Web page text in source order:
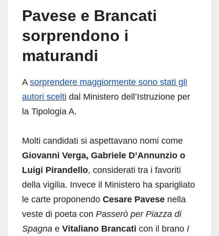
Pavese e Brancati
sorprendono i
maturandi
A sorprendere maggiormente sono stati gli
autori scelti dal Ministero dell’Istruzione per
la Tipologia A.
Molti candidati si aspettavano nomi come
Giovanni Verga, Gabriele D’Annunzio o
Luigi Pirandello, considerati tra i favoriti
della vigilia. Invece il Ministero ha sparigliato
le carte proponendo Cesare Pavese nella
veste di poeta con Passerò per Piazza di
Spagna e Vitaliano Brancati con il brano I